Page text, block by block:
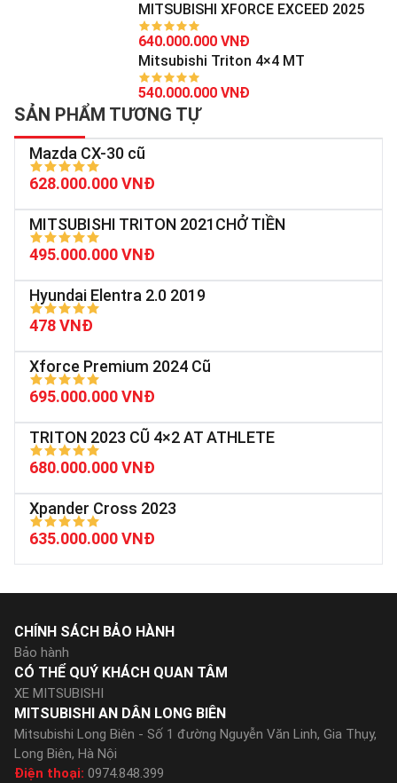
MITSUBISHI XFORCE EXCEED 2025
640.000.000 VNĐ
Mitsubishi Triton 4×4 MT
540.000.000 VNĐ
SẢN PHẨM TƯƠNG TỰ
Mazda CX-30 cũ
628.000.000 VNĐ
MITSUBISHI TRITON 2021CHỞ TIỀN
495.000.000 VNĐ
Hyundai Elentra 2.0 2019
478 VNĐ
Xforce Premium 2024 Cũ
695.000.000 VNĐ
TRITON 2023 CŨ 4×2 AT ATHLETE
680.000.000 VNĐ
Xpander Cross 2023
635.000.000 VNĐ
MITSUBISHI AN DÂN LONG BIÊN
Mitsubishi Long Biên - Số 1 đường Nguyễn Văn Linh, Gia Thụy,
Long Biên, Hà Nội
Điện thoại: 0974.848.399
CHÍNH SÁCH BẢO HÀNH
Bảo hành
CÓ THỂ QUÝ KHÁCH QUAN TÂM
XE MITSUBISHI